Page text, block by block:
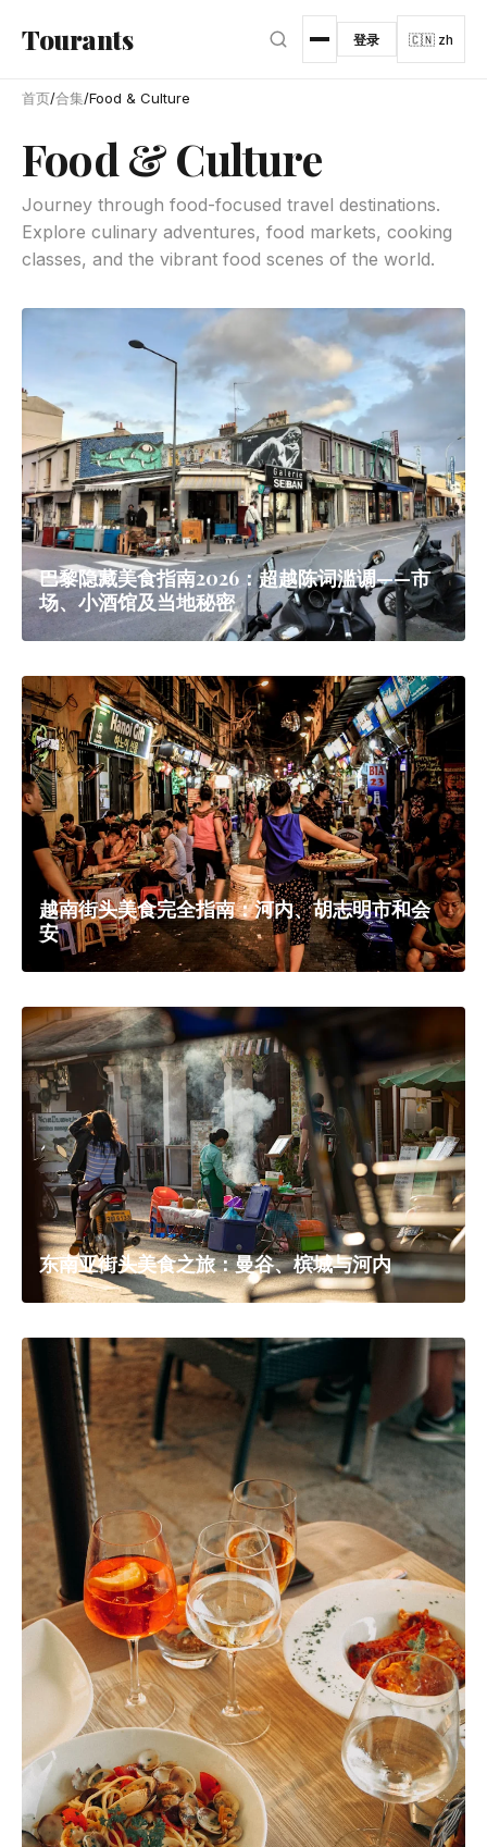
Tourants 登录 🇨🇳 zh
首页/合集/Food & Culture
Food & Culture
Journey through food-focused travel destinations.
Explore culinary adventures, food markets, cooking
classes, and the vibrant food scenes of the world.
巴黎隐藏美食指南2026：超越陈词滥调——市
场、小酒馆及当地秘密
越南街头美食完全指南：河内、胡志明市和会
安
东南亚街头美食之旅：曼谷、槟城与河内